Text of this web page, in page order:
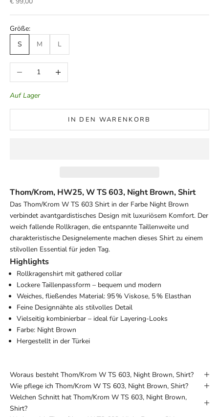
Größe:
S
M L
Anzahl verringernAnzahl erhöhen
Auf Lager
IN DEN WARENKORB
Thom/Krom, HW25, W TS 603, Night Brown, Shirt
Das Thom/Krom W TS 603 Shirt in der Farbe Night Brown
verbindet avantgardistisches Design mit luxuriösem Komfort. Der
weich fallende Rollkragen, die entspannte Taillenweite und
charakteristische Designelemente machen dieses Shirt zu einem
stilvollen Essential für jeden Tag.
Highlights
Rollkragenshirt mit gathered collar
Lockere Taillenpassform – bequem und modern
Weiches, fließendes Material: 95 % Viskose, 5 % Elasthan
Feine Designnähte als stilvolles Detail
Vielseitig kombinierbar – ideal für Layering-Looks
Farbe: Night Brown
Hergestellt in der Türkei
Woraus besteht Thom/Krom W TS 603, Night Brown, Shirt?
Wie pflege ich Thom/Krom W TS 603, Night Brown, Shirt?
Welchen Schnitt hat Thom/Krom W TS 603, Night Brown,
Shirt?